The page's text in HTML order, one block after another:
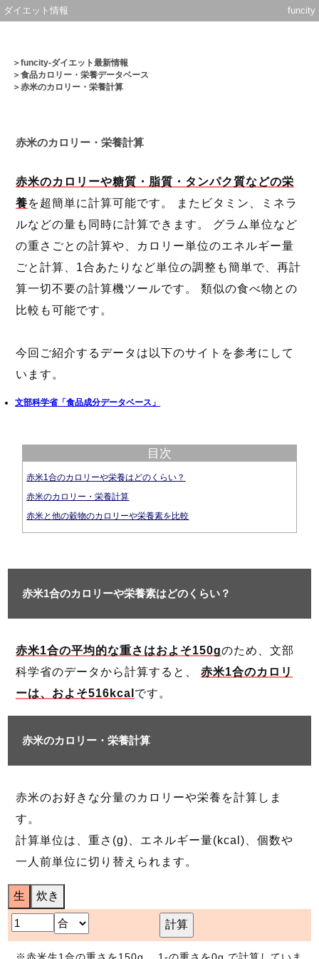
ダイエット情報 funcity
＞funcity-ダイエット最新情報
＞食品カロリー・栄養データベース
＞赤米のカロリー・栄養計算
赤米のカロリー・栄養計算
赤米のカロリーや糖質・脂質・タンパク質などの栄
養を超簡単に計算可能です。 またビタミン、ミネラ
ルなどの量も同時に計算できます。 グラム単位など
の重さごとの計算や、カロリー単位のエネルギー量
ごと計算、1合あたりなど単位の調整も簡単で、再計
算一切不要の計算機ツールです。 類似の食べ物との
比較も可能です。
今回ご紹介するデータは以下のサイトを参考にして
います。
文部科学省「食品成分データベース」
目次
赤米1合のカロリーや栄養はどのくらい？
赤米のカロリー・栄養計算
赤米と他の穀物のカロリーや栄養素を比較
赤米1合のカロリーや栄養素はどのくらい？
赤米1合の平均的な重さはおよそ150gのため、文部
科学省のデータから計算すると、 赤米1合のカロリ
ーは、およそ516kcal です。
赤米のカロリー・栄養計算
赤米のお好きな分量のカロリーや栄養を計算しま
す。
計算単位は、重さ(g)、エネルギー量(kcal)、個数や
一人前単位に切り替えられます。
生 炊き
計算